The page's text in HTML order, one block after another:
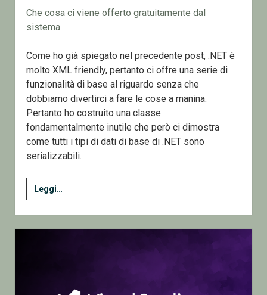
Che cosa ci viene offerto gratuitamente dal
sistema
Come ho già spiegato nel precedente post, .NET è
molto XML friendly, pertanto ci offre una serie di
funzionalità di base al riguardo senza che
dobbiamo divertirci a fare le cose a manina.
Pertanto ho costruito una classe
fondamentalmente inutile che però ci dimostra
come tutti i tipi di dati di base di .NET sono
serializzabili.
Leggi…2
–
Lavorare
con